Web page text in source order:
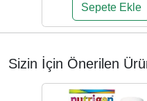
Sepete Ekle
Sizin İçin Önerilen